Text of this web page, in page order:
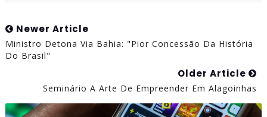
Newer Article
Ministro Detona Via Bahia: "Pior Concessão Da História
Do Brasil"
Older Article
Seminário A Arte De Empreender Em Alagoinhas